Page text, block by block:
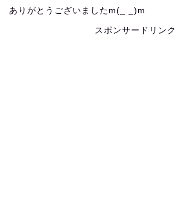
ありがとうございましたm(_ _)m
スポンサードリンク